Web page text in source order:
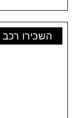
השכירו רכב